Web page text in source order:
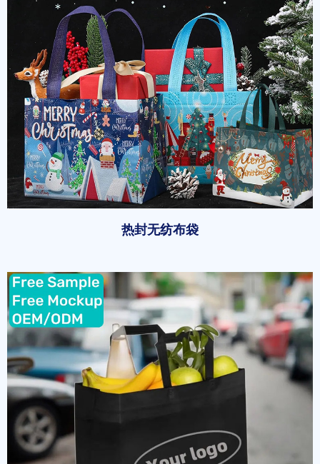
热封无纺布袋